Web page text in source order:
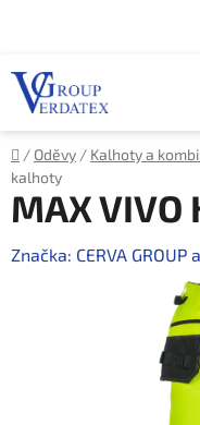
Domů
/ Oděvy / Kalhoty a
kalhoty
MAX
Značka: CERVA GROUP